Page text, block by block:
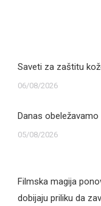
Saveti za zaštitu
06/08/2026
Danas
05/08/2026
Filmska magija
dobijaju priliku da